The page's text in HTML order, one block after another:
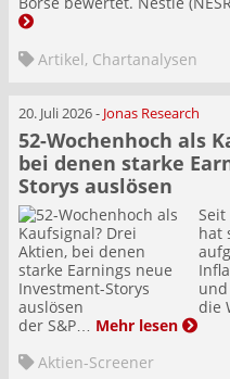
Artikel, Chartanalysen
20. Juli 2026-Jonas Research
52-Wochenhoch als
bei denen starke
Storys auslösen
hat
die
der S&P… Mehr lesen
Aktien-Screener